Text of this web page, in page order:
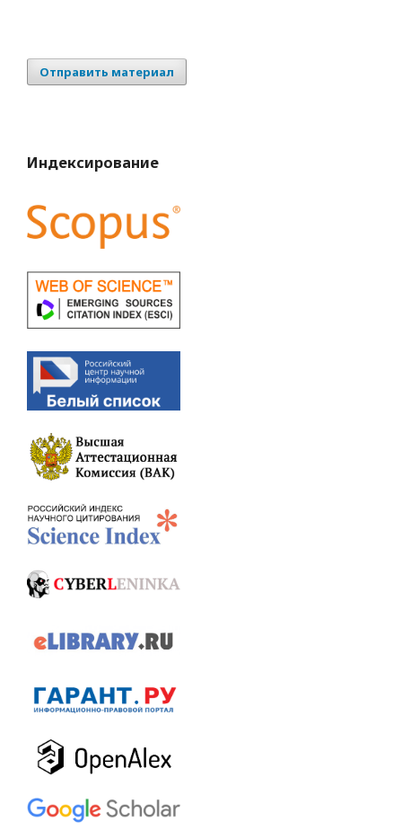
Отправить материал
Индексирование